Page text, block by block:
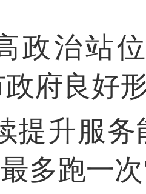
政治站
府良好
提升服
多跑一